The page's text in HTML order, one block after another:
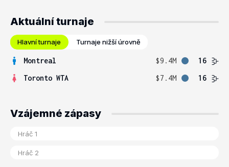
Aktuální turnaje
Hlavní turnaje Turnaje nižší úrovně
Montreal $9.4M
16
Toronto WTA
$7.4M 16
Vzájemné zápasy